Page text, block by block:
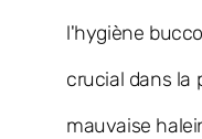
l'hygiène
crucial dans la
mauvaise